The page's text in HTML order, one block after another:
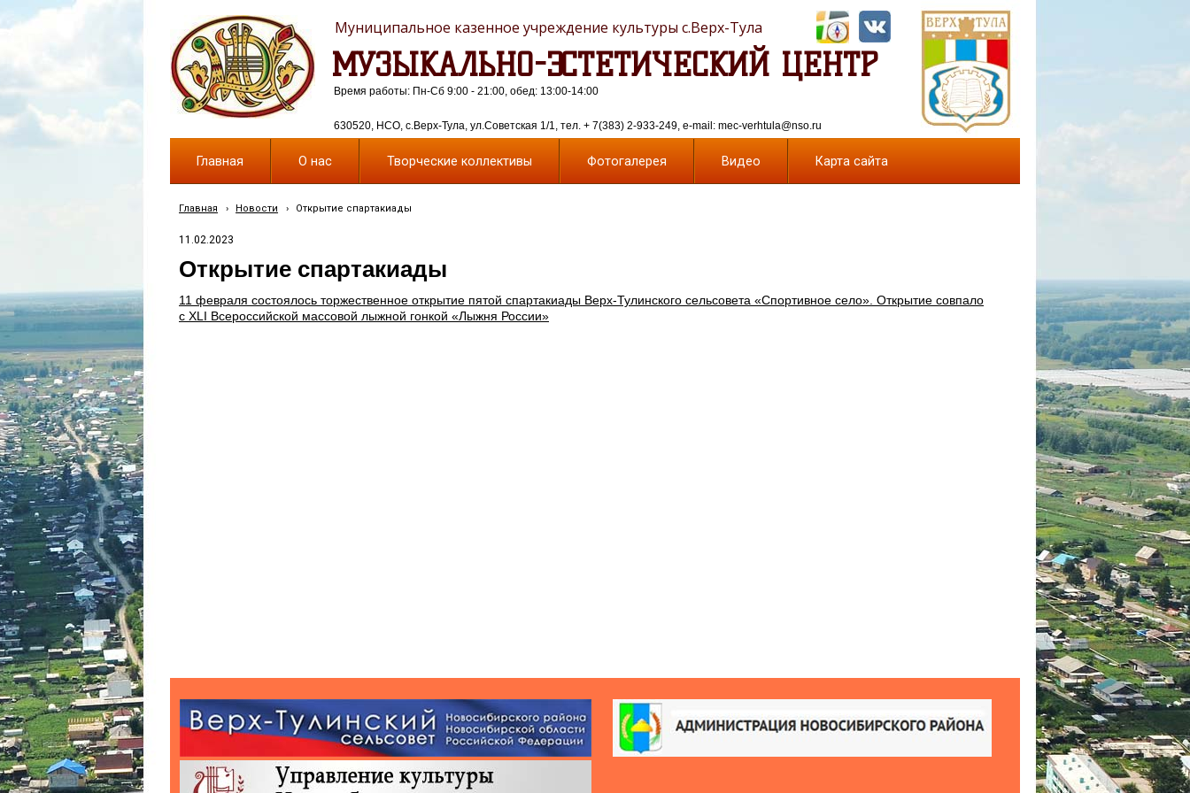
МУЗЫКАЛЬНО-ЭСТЕТИЧЕСКИЙ ЦЕНТР
Муниципальное казенное учреждение культуры с.Верх-Тула
630520, НСО, с.Верх-Тула, ул.Советская 1/1, тел. + 7(383) 2-933-249, e-mail: mec-verhtula@nso.ru
Время работы: Пн-Сб 9:00 - 21:00, обед: 13:00-14:00
Главная О нас Творческие коллективы Фотогалерея Видео Карта сайта
Главная › Новости › Открытие спартакиады
11.02.2023
Открытие спартакиады
11 февраля состоялось торжественное открытие пятой спартакиады Верх-Тулинского сельсовета «Спортивное село». Открытие совпало
с XLI Всероссийской массовой лыжной гонкой «Лыжня России»